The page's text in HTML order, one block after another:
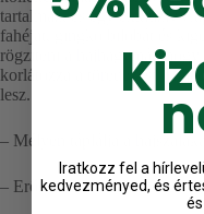
tartalmaz, és egy exkluzív
fahéjat, gingko bilobát és
rögzíteni a hajhagymát, hogy
korlátozza a töredezést.
lesz.
– Mélyen táplálja a hajszálakat
– Erősíti a hajat
Iratkozz fel a
kedvezményed, és